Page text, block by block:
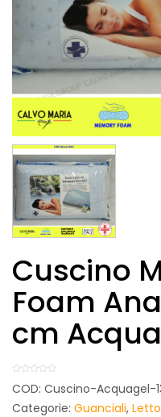
Cuscino
Foam
cm
COD: Cuscino-Acquagel-
Categorie: Guanciali, Letto